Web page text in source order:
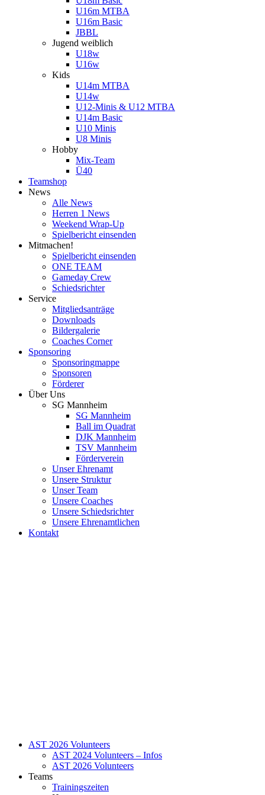
U16m MTBA
U16m Basic
JBBL
Jugend weiblich
U18w
U16w
Kids
U14m MTBA
U14w
U12-Minis & U12 MTBA
U14m Basic
U10 Minis
U8 Minis
Hobby
Mix-Team
Ü40
Teamshop
News
Alle News
Herren 1 News
Weekend Wrap-Up
Spielbericht einsenden
Mitmachen!
Spielbericht einsenden
ONE TEAM
Gameday Crew
Schiedsrichter
Service
Mitgliedsanträge
Downloads
Bildergalerie
Coaches Corner
Sponsoring
Sponsoringmappe
Sponsoren
Förderer
Über Uns
SG Mannheim
SG Mannheim
Ball im Quadrat
DJK Mannheim
TSV Mannheim
Förderverein
Unser Ehrenamt
Unsere Struktur
Unser Team
Unsere Coaches
Unsere Schiedsrichter
Unsere Ehrenamtlichen
Kontakt
AST 2026 Volunteers
AST 2024 Volunteers – Infos
AST 2026 Volunteers
Teams
Trainingszeiten